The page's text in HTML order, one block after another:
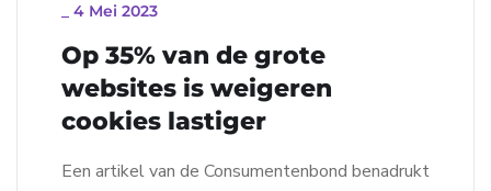
4 Mei 2023
Op 35% van de grote
websites is weigeren
cookies lastiger
Een artikel van de Consumentenbond benadrukt